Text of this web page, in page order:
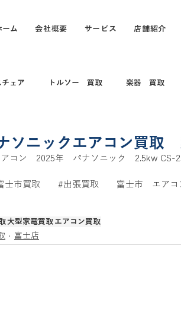
ーム 会社概要 サービス 店舗紹介
チェア トルソー 買取 楽器 買取
取 カヤック、船、ボート買取
ソニックエアコン買取
コン　2025年　パナソニック　2.5kw CS-
士市買取 #出張買取 富士市　エア
大型家電買取 エアコン買取
富士店